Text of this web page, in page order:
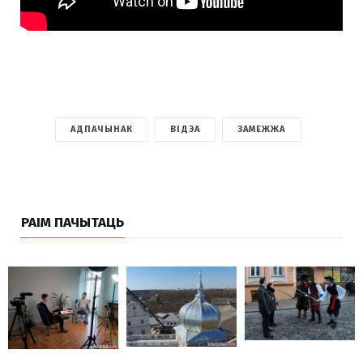
АДПАЧЫНАК ВІДЭА ЗАМЕЖЖА
РАІМ ПАЧЫТАЦЬ